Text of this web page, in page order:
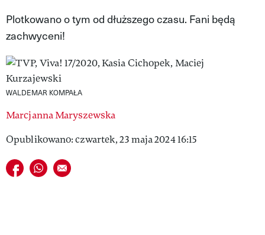
VIVA!MAN
VIVA!PEOPLE POWER
VIVA!ITAKA
MAGAZYN VIVA!
Plotkowano o tym od dłuższego czasu. Fani będą
zachwyceni!
WALDEMAR KOMPAŁA
Marcjanna Maryszewska
Opublikowano: czwartek, 23 maja 2024 16:15
Udostępnij na facebook
Udostępnij na whatsapp
E-mail do przyjaciela